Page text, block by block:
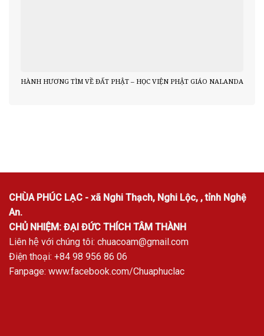
HÀNH HƯƠNG TÌM VỀ ĐẤT PHẬT – HỌC VIỆN PHẬT GIÁO NALANDA
CHÙA PHÚC LẠC - xã Nghi Thạch, Nghi Lộc, , tỉnh Nghệ
An.
CHỦ NHIỆM: ĐẠI ĐỨC THÍCH TÂM THÀNH
Liên hệ với chúng tôi: chuacoam@gmail.com
Điện thoại: +84 98 956 86 06
Fanpage: www.facebook.com/Chuaphuclac